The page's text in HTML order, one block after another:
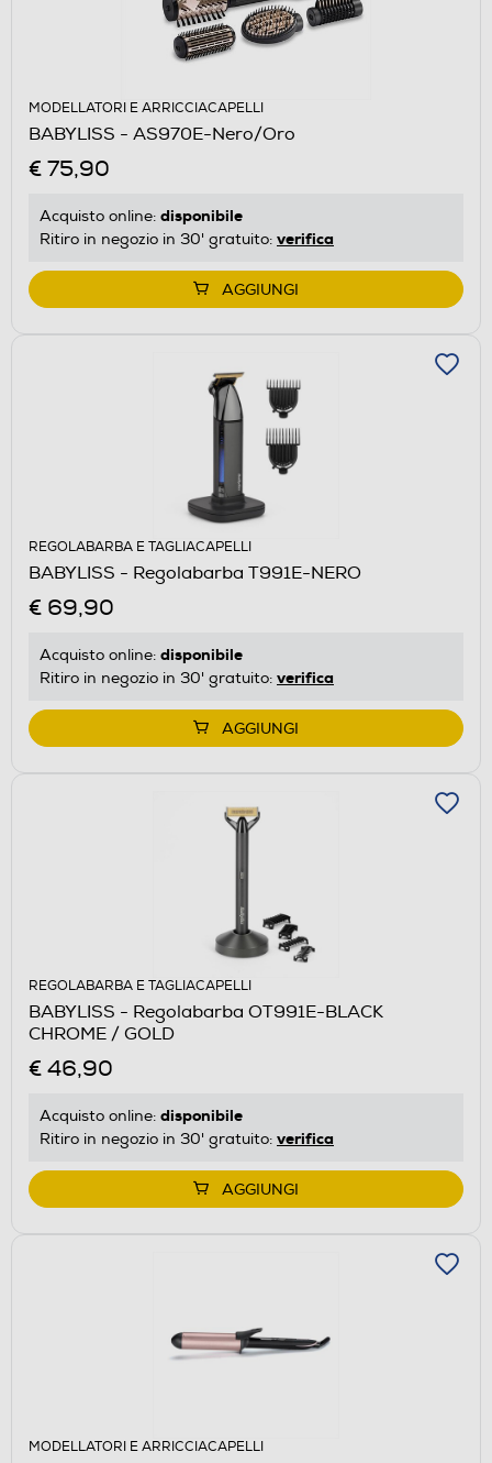
MODELLATORI E ARRICCIACAPELLI
BABYLISS - AS970E-Nero/Oro
€ 75,90
Acquisto online: disponibile
Ritiro in negozio in 30' gratuito: verifica
AGGIUNGI
REGOLABARBA E TAGLIACAPELLI
BABYLISS - Regolabarba T991E-NERO
€ 69,90
Acquisto online: disponibile
Ritiro in negozio in 30' gratuito: verifica
AGGIUNGI
REGOLABARBA E TAGLIACAPELLI
BABYLISS - Regolabarba OT991E-BLACK
CHROME / GOLD
€ 46,90
Acquisto online: disponibile
Ritiro in negozio in 30' gratuito: verifica
AGGIUNGI
MODELLATORI E ARRICCIACAPELLI